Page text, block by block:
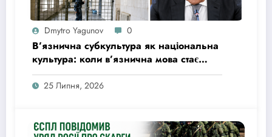
Dmytro Yagunov 0
В’язнична субкультура як національна
культура: коли в’язнична мова стає
державою
25 Липня, 2026